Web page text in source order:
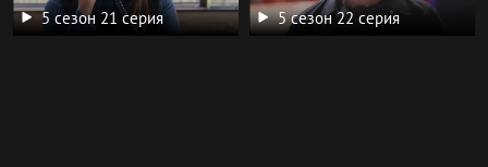
5 сезон 21 серия 5 сезон 22 серия